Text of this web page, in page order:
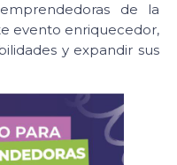
de la
evento enriquecedor,
y expandir sus